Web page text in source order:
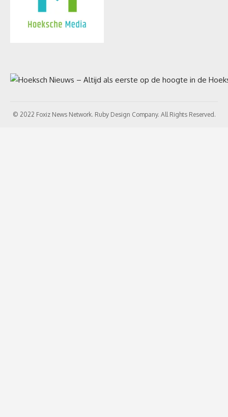
© 2022 Foxiz News Network. Ruby Design Company. All Rights Reserved.